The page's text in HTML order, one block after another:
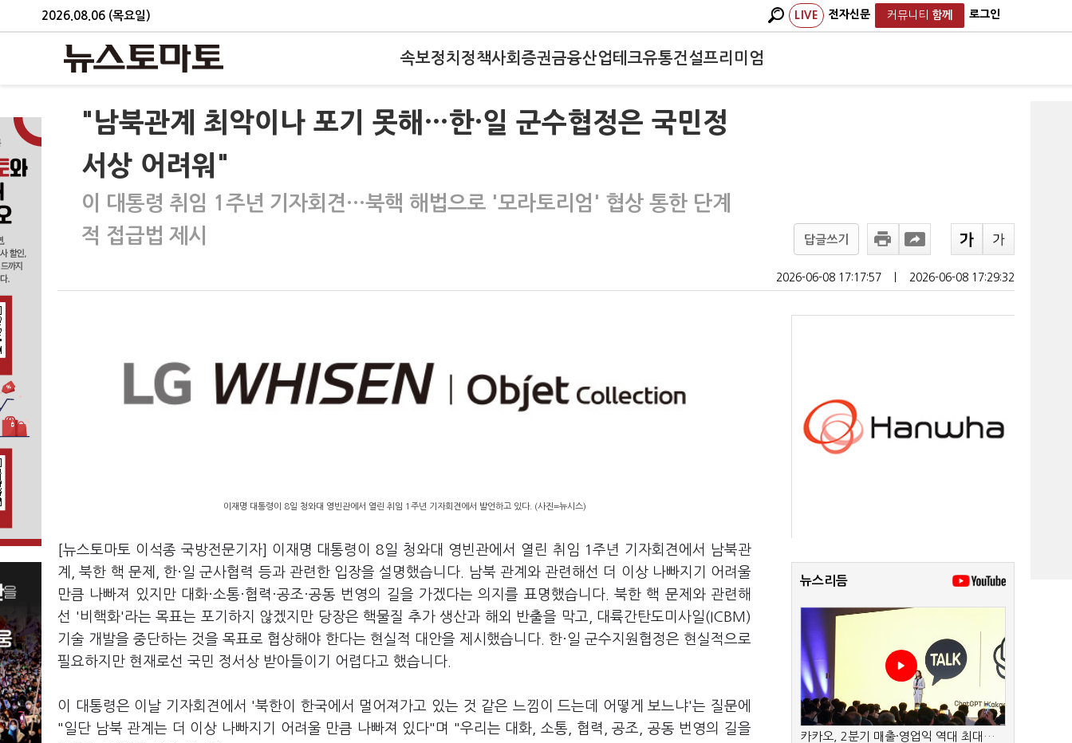
2026.08.06 (목요일) LIVE 전자신문 커뮤니티 함께 로그인
속보정치 정책사회 증권금융산업테크유통건설프리미엄
"남북관계 최악이나 포기 못해…한·일 군수협정은 국민정
서상 어려워"
이 대통령 취임 1주년 기자회견…북핵 해법으로 '모라토리엄' 협상 통한 단계
적 접급법 제시
답글쓰기
2026-06-08 17:17:57 2026-06-08 17:29:32
이재명 대통령이 8일 청와대 영빈관에서 열린 취임 1주년 기자회견에서 발언하고 있다. (사진=뉴시스)
[뉴스토마토 이석종 국방전문기자] 이재명 대통령이 8일 청와대 영빈관에서 열린 취임 1주년 기자회견에서 남북관
계, 북한 핵 문제, 한·일 군사협력 등과 관련한 입장을 설명했습니다. 남북 관계와 관련해선 더 이상 나빠지기 어려울
만큼 나빠져 있지만 대화·소통·협력·공조·공동 번영의 길을 가겠다는 의지를 표명했습니다. 북한 핵 문제와 관련해
선 '비핵화'라는 목표는 포기하지 않겠지만 당장은 핵물질 추가 생산과 해외 반출을 막고, 대륙간탄도미사일(ICBM)
기술 개발을 중단하는 것을 목표로 협상해야 한다는 현실적 대안을 제시했습니다. 한·일 군수지원협정은 현실적으로
필요하지만 현재로선 국민 정서상 받아들이기 어렵다고 했습니다.
이 대통령은 이날 기자회견에서 '북한이 한국에서 멀어져가고 있는 것 같은 느낌이 드는데 어떻게 보느냐'는 질문에
"일단 남북 관계는 더 이상 나빠지기 어려울 만큼 나빠져 있다"며 "우리는 대화, 소통, 협력, 공조, 공동 번영의 길을
뉴스리듬
카카오, 2분기 매출·영업익 역대 최대…